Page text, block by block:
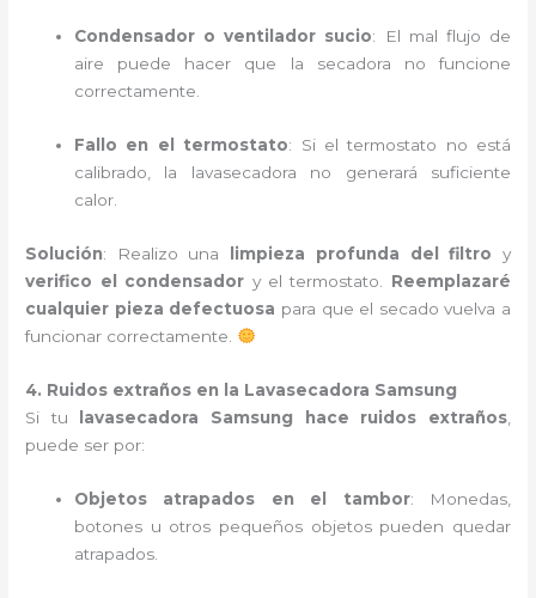
Condensador o ventilador sucio: El mal flujo de
aire puede hacer que la secadora no funcione
correctamente.
Fallo en el termostato: Si el termostato no está
calibrado, la lavasecadora no generará suficiente
calor.
Solución: Realizo una limpieza profunda del filtro y
verifico el condensador y el termostato. Reemplazaré
cualquier pieza defectuosa para que el secado vuelva a
funcionar correctamente.
4. Ruidos extraños en la Lavasecadora Samsung
Si tu
lavasecadora Samsung hace ruidos extraños,
puede ser por:
Objetos atrapados en el tambor: Monedas,
botones u otros pequeños objetos pueden quedar
atrapados.